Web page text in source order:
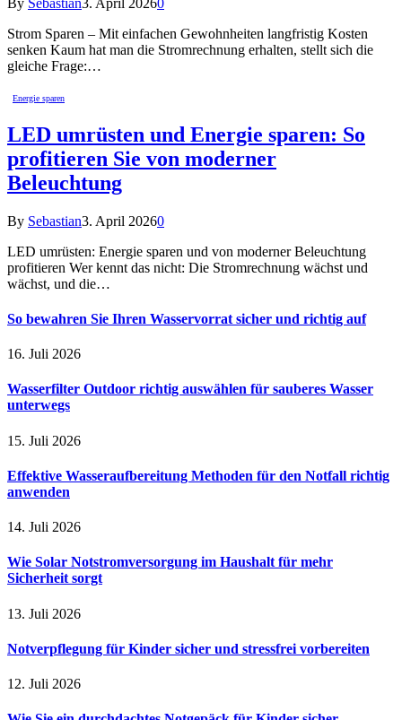
Strom Sparen – Mit einfachen Gewohnheiten langfristig Kosten
senken Kaum hat man die Stromrechnung erhalten, stellt sich die
gleiche Frage:…
Energie sparen
LED umrüsten und Energie sparen: So
profitieren Sie von moderner
Beleuchtung
By Sebastian3. April 20260
LED umrüsten: Energie sparen und von moderner Beleuchtung
profitieren Wer kennt das nicht: Die Stromrechnung wächst und
wächst, und die…
So bewahren Sie Ihren Wasservorrat sicher und richtig auf
16. Juli 2026
Wasserfilter Outdoor richtig auswählen für sauberes Wasser
unterwegs
15. Juli 2026
Effektive Wasseraufbereitung Methoden für den Notfall richtig
anwenden
14. Juli 2026
Wie Solar Notstromversorgung im Haushalt für mehr
Sicherheit sorgt
13. Juli 2026
Notverpflegung für Kinder sicher und stressfrei vorbereiten
12. Juli 2026